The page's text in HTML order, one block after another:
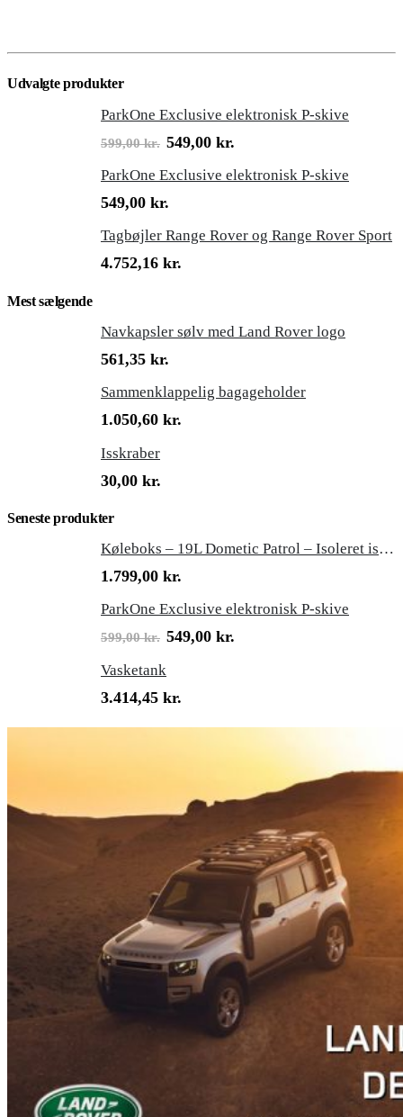
Udvalgte produkter
ParkOne Exclusive elektronisk P-skive
599,00kr. Den
pris
599,00 kr..
549,00 kr.
pris
ParkOne Exclusive elektronisk P-skive
549,00 kr.
Tagbøjler Range Rover og Range Rover Sport
4.752,16 kr.
Mest sælgende
Navkapsler sølv med Land Rover logo
561,35 kr.
Sammenklappelig bagageholder
1.050,60 kr.
Isskraber
30,00 kr.
Seneste produkter
Køleboks – 19L Dometic Patrol – Isoleret isboks
1.799,00 kr.
ParkOne Exclusive elektronisk P-skive
599,00kr. Den
599,00 kr..
549,00 kr.
Vasketank
3.414,45 kr.